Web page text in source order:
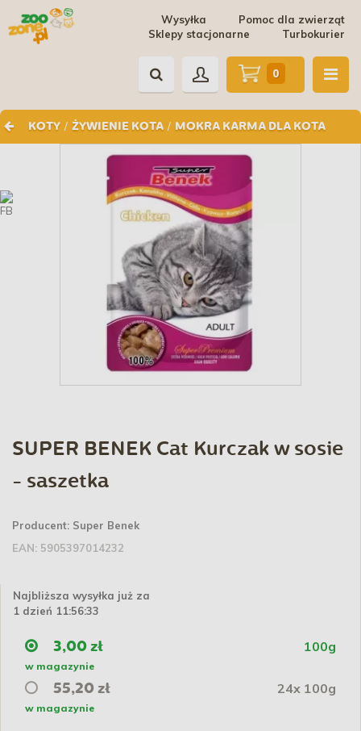
Pomoc dla zwierząt
Wysyłka
Turbokurier
Sklepy stacjonarne
KOTY / ŻYWIENIE KOTA / MOKRA KARMA DLA KOTA
0
SUPER BENEK Cat Kurczak w sosie
- saszetka
Producent: Super Benek
EAN: 5905397014232
Najbliższa wysyłka już za
1 dzień 11:56:33
3,00 zł 100g
w magazynie
55,20 zł 24x 100g
w magazynie